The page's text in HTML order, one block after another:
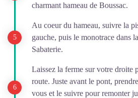
charmant hameau de Boussac.
Au coeur du hameau, suivre la
gauche, puis le monotrace dans
Sabaterie.
Laissez la ferme sur votre droite
route. Juste avant le pont,
vous et le suivre pour remonter